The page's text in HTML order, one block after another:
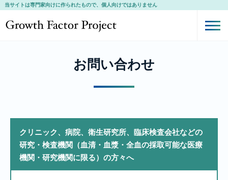
当サイトは専門家向けに作られたもので、個人向けではありません
お問い合わせ
クリニック、病院、衛生研究所、臨床検査会社などの
研究・検査機関（血清・血漿・全血の採取可能な医療
機関・研究機関に限る）の方々へ